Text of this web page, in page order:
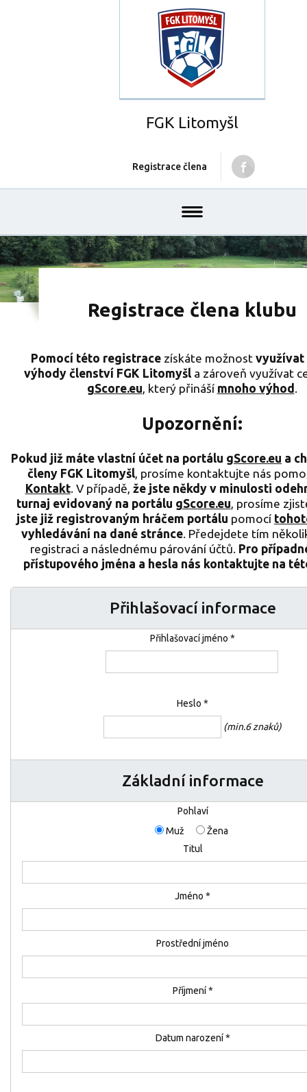
FGK Litomyšl
Registrace člena
Registrace člena klubu
Pomocí této registrace získáte možnost využívat
výhody členství FGK Litomyšl a zároveň využívat
gScore.eu, který přináší mnoho výhod .
Upozornění:
Pokud již máte vlastní účet na portálu gScore.eu a
členy FGK Litomyšl, prosíme kontaktujte nás
Kontakt. V případě, že jste někdy v minulosti
turnaj evidovaný na portálu gScore.eu, prosíme
jste již registrovaným hráčem portálu pomocí
vyhledávání na dané stránce. Předejdete tím
registraci a následnému párování účtů. Pro
přístupového jména a hesla nás kontaktujte na
Přihlašovací informace
Přihlašovací jméno *
Heslo *
(min.6 znaků)
Základní informace
Pohlaví
Muž
Žena
Titul
Jméno *
Prostřední jméno
Příjmení *
Datum narození *